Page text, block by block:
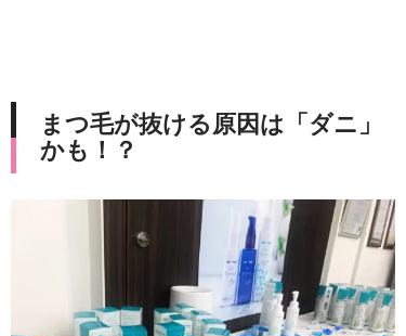
まつ毛が抜ける原因は「ダニ」
かも！？